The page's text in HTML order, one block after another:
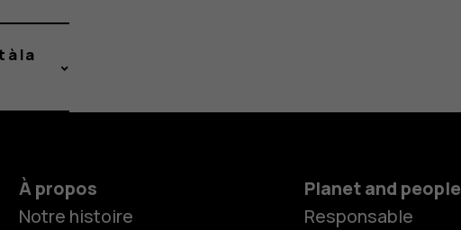
à la
À propos
Notre histoire
Planet and people
Responsable